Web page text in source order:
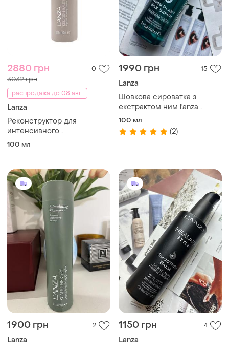
2880 грн 0
3032 грн
распродажа до 08 авг.
Lanza
Реконструктор для
интенсивного
восстановления волос
100 мл
1990 грн 15
Lanza
Шовкова сироватка з
екстрактом ним l'anza
healing strength neem plant
silk serum 100 ml
100 мл
(2)
1900 грн 2
Lanza
1150 грн 4
Lanza